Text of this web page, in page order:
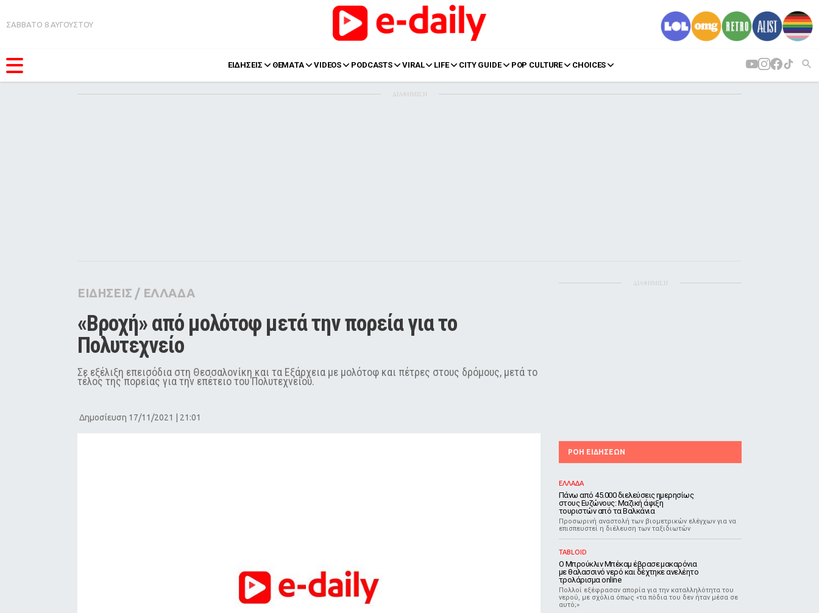
ΣΑΒΒΑΤΟ 8 ΑΥΓΟΥΣΤΟΥ
ΕΙΔΗΣΕΙΣ ΘΕΜΑΤΑ VIDEOS PODCASTS VIRAL LIFE CITY GUIDE POP CULTURE CHOICES
Pop Culture
Agenda
ΔΙΑΦΗΜΙΣΗ
ΕΙΔΗΣΕΙΣ / ΕΛΛΑΔΑ
«Βροχή» από μολότοφ μετά την πορεία για το
Πολυτεχνείο
Σε εξέλιξη επεισόδια στη Θεσσαλονίκη και τα Εξάρχεια με μολότοφ και πέτρες στους δρόμους, μετά το
τέλος της πορείας για την επέτειο του Πολυτεχνείου.
Δημοσίευση 17/11/2021 | 21:01
ΔΙΑΦΗΜΙΣΗ
ΡΟΗ ΕΙΔΗΣΕΩΝ
ΕΛΛΑΔΑ
Πάνω από 45.000 διελεύσεις ημερησίως
στους Ευζώνους: Μαζική άφιξη
τουριστών από τα Βαλκάνια
Προσωρινή αναστολή των βιομετρικών ελέγχων για να
επισπευστεί η διέλευση των ταξιδιωτών
TABLOID
Ο Μπρούκλιν Μπέκαμ έβρασε μακαρόνια
με θαλασσινό νερό και δέχτηκε ανελέητο
τρολάρισμα online
Πολλοί εξέφρασαν απορία για την καταλληλότητα του
νερού, με σχόλια όπως «τα πόδια του δεν ήταν μέσα σε
αυτό;»